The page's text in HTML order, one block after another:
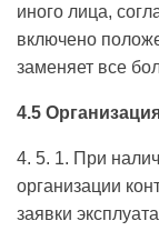
иного лица,
включено
заменяет все
4.5
4. 5. 1. При
организации
заявки